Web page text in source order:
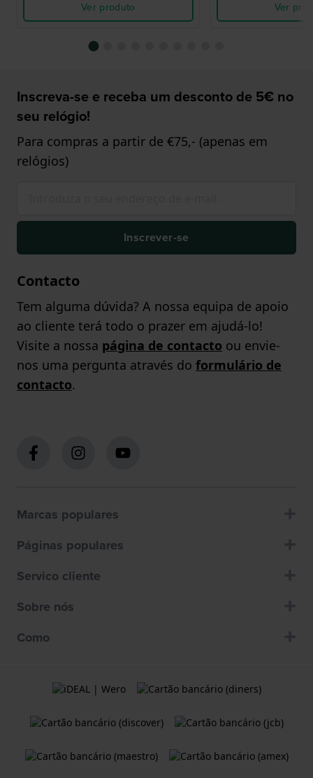
Ver produto
Ver
Inscreva-se e receba um desconto de 5€ no
seu relógio!
Para compras a partir de €75,- (apenas em
relógios)
Inscrever-se
Contacto
Tem alguma dúvida? A nossa equipa de apoio
ao cliente terá todo o prazer em ajudá-lo!
Visite a nossa página de contacto ou envie-
nos uma pergunta através do formulário de
contacto.
Marcas populares
Páginas populares
Servico cliente
Sobre nós
Como